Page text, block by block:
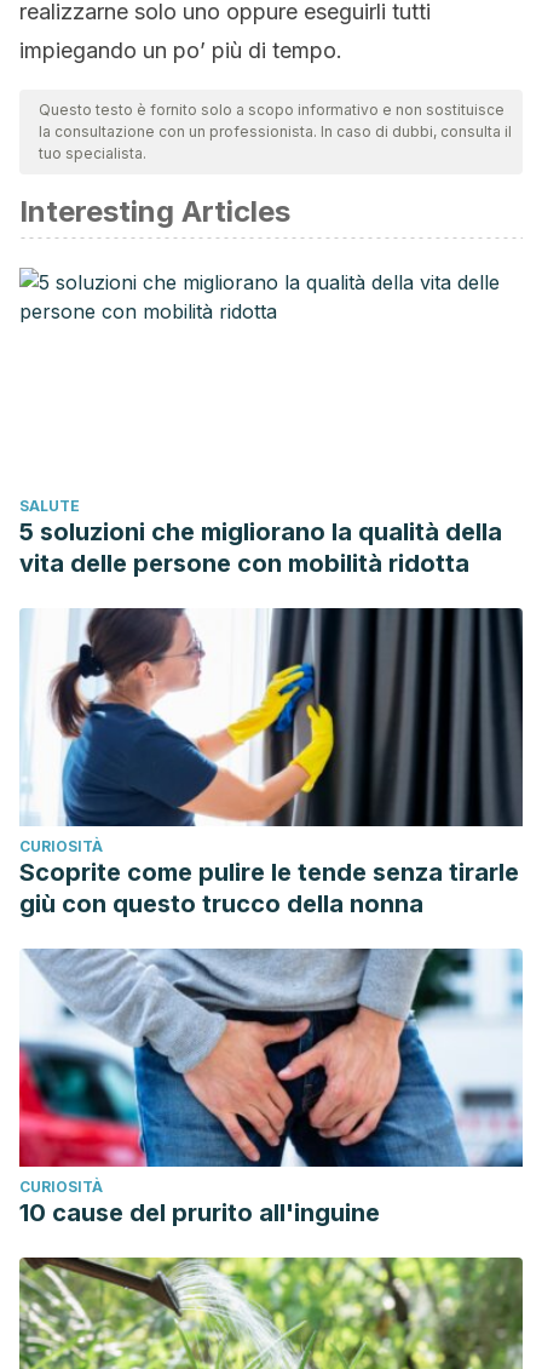
realizzarne solo uno oppure eseguirli tutti
impiegando un po’ più di tempo.
Questo testo è fornito solo a scopo informativo e non sostituisce
la consultazione con un professionista. In caso di dubbi, consulta il
tuo specialista.
Interesting Articles
SALUTE
5 soluzioni che migliorano la qualità della
vita delle persone con mobilità ridotta
CURIOSITÀ
Scoprite come pulire le tende senza tirarle
giù con questo trucco della nonna
CURIOSITÀ
10 cause del prurito all'inguine